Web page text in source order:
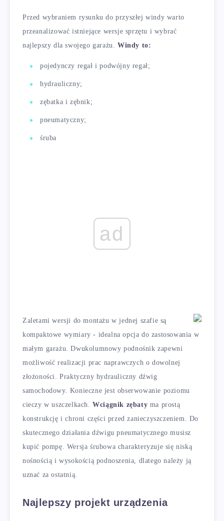
Przed wybraniem rysunku do przyszłej windy warto
przeanalizować istniejące wersje sprzętu i wybrać
najlepszy dla swojego garażu.Windy to:
pojedynczy regał i podwójny regał;
hydrauliczny;
zębatka i zębnik;
pneumatyczny;
śruba
ad
Zaletami wersji do montażu w jednej szafie są
kompaktowe wymiary - idealna opcja do zastosowania w
małym garażu. Dwukolumnowy podnośnik zapewni
możliwość realizacji prac naprawczych o dowolnej
złożoności. Praktyczny hydrauliczny dźwig
samochodowy. Konieczne jest obserwowanie poziomu
cieczy w uszczelkach.Wciągnik zębaty ma prostą
konstrukcję i chroni części przed zanieczyszczeniem. Do
skutecznego działania dźwigu pneumatycznego musisz
kupić pompę. Wersja śrubowa charakteryzuje się niską
nośnością i wysokością podnoszenia, dlatego należy ją
uznać za ostatnią.
Najlepszy projekt urządzenia